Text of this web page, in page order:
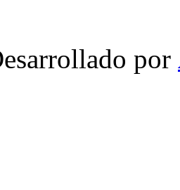
por